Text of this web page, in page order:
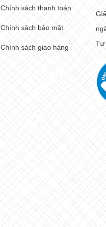
Chính sách thanh toán
Chính sách bảo mật
Chính sách giao hàng
Tư